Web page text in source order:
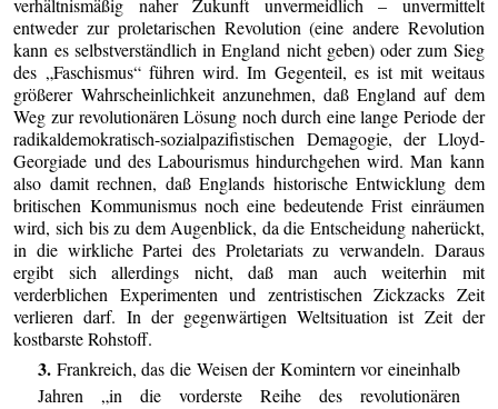
verhältnismäßig naher Zukunft unvermeidlich – unvermittelt
entweder zur proletarischen Revolution (eine andere Revolution
kann es selbstverständlich in England nicht geben) oder zum Sieg
des „Faschismus“ führen wird. Im Gegenteil, es ist mit weitaus
größerer Wahrscheinlichkeit anzunehmen, daß England auf dem
Weg zur revolutionären Lösung noch durch eine lange Periode der
radikaldemokratisch-sozialpazifistischen Demagogie, der Lloyd-
Georgiade und des Labourismus hindurchgehen wird. Man kann
also damit rechnen, daß Englands historische Entwicklung dem
britischen Kommunismus noch eine bedeutende Frist einräumen
wird, sich bis zu dem Augenblick, da die Entscheidung naherückt,
in die wirkliche Partei des Proletariats zu verwandeln. Daraus
ergibt sich allerdings nicht, daß man auch weiterhin mit
verderblichen Experimenten und zentristischen Zickzacks Zeit
verlieren darf. In der gegenwärtigen Weltsituation ist Zeit der
kostbarste Rohstoff.
3.Frankreich, das die Weisen der Komintern vor eineinhalb
Jahren „in die vorderste Reihe des revolutionären